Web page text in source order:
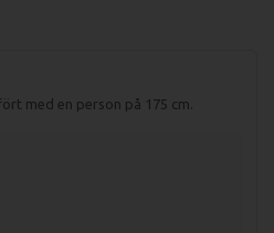
med en person på 175 cm.